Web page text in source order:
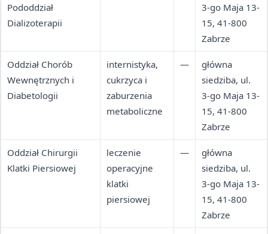
Pododdział
Dializoterapii
3-go Maja 13-
15, 41-800
Zabrze
Oddział Chorób
Wewnętrznych i
Diabetologii
internistyka,
cukrzyca i
zaburzenia
metaboliczne
—
główna
siedziba, ul.
3-go Maja 13-
15, 41-800
Zabrze
Oddział Chirurgii
Klatki Piersiowej
leczenie
operacyjne
klatki
piersiowej
—
główna
siedziba, ul.
3-go Maja 13-
15, 41-800
Zabrze